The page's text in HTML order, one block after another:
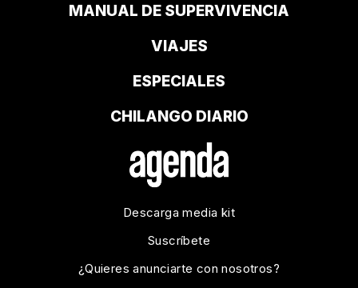
MANUAL DE SUPERVIVENCIA
VIAJES
ESPECIALES
CHILANGO DIARIO
Descarga media kit
Suscríbete
¿Quieres anunciarte con nosotros?